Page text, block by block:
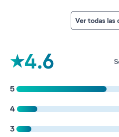
4.6
5
4
3
Ver todas las